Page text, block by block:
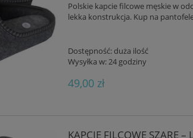
Polskie kapcie filcowe męskie w
lekka konstrukcja. Kup na
Dostępność: duża ilość
Wysyłka w:24 godziny
49,00 zł
KAPCIE FILCOWE SZARE –